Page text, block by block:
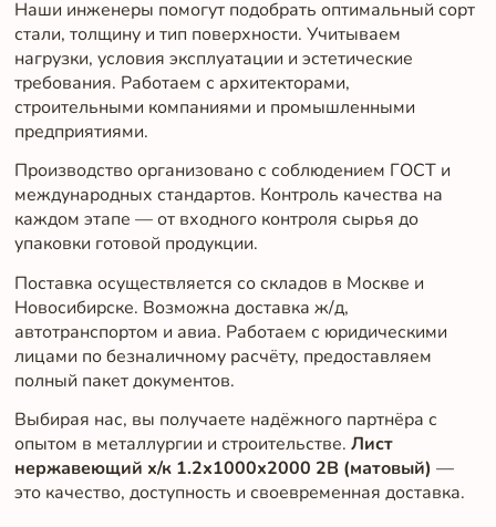
Наши инженеры помогут подобрать оптимальный сорт
стали, толщину и тип поверхности. Учитываем
нагрузки, условия эксплуатации и эстетические
требования. Работаем с архитекторами,
строительными компаниями и промышленными
предприятиями.
Производство организовано с соблюдением ГОСТ и
международных стандартов. Контроль качества на
каждом этапе — от входного контроля сырья до
упаковки готовой продукции.
Поставка осуществляется со складов в Москве и
Новосибирске. Возможна доставка ж/д,
автотранспортом и авиа. Работаем с юридическими
лицами по безналичному расчёту, предоставляем
полный пакет документов.
Выбирая нас, вы получаете надёжного партнёра с
опытом в металлургии и строительстве. Лист
нержавеющий х/к 1.2х1000х2000 2B (матовый) —
это качество, доступность и своевременная доставка.